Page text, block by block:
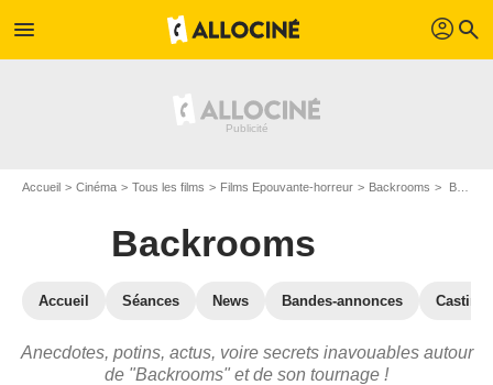
menu profil search
Accueil Cinéma Tous les films Films Epouvante-horreur Backrooms Backrooms : les secrets du tournage
Backrooms
Accueil Séances News Bandes-annonces Casting
Anecdotes, potins, actus, voire secrets inavouables autour
de "Backrooms" et de son tournage !